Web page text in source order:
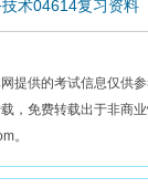
术04614复习资料
提供的考试信息仅供
，免费转载出于非商
。